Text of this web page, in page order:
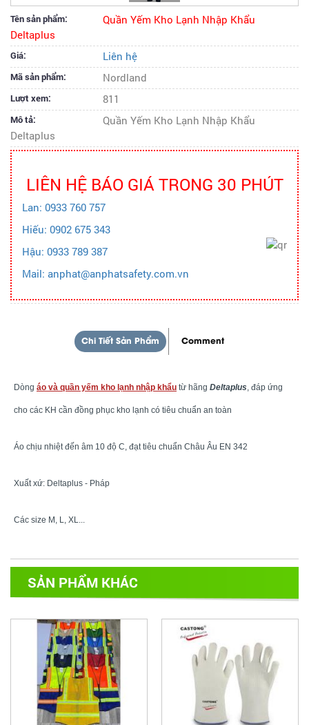
Tên sản phẩm:
Quần Yếm Kho Lạnh Nhập Khẩu
Deltaplus
Giá: Liên hệ
Mã sản phẩm: Nordland
Lượt xem: 811
Mô tả:
Quần Yếm Kho Lạnh Nhập Khẩu
Deltaplus
LIÊN HỆ BÁO GIÁ TRONG 30 PHÚT
Lan: 0933 760 757
Hiếu: 0902 675 343
Hậu: 0933 789 387
Mail: anphat@anphatsafety.com.vn
Chi Tiết Sản Phẩm Comment
Dòng áo và quần yếm kho lạnh nhập khẩu từ hãng Deltaplus, đáp ứng
cho các KH cần đồng phục kho lạnh có tiêu chuẩn an toàn
Áo chịu nhiệt đến âm 10 độ C, đạt tiêu chuẩn Châu Âu EN 342
Xuất xứ: Deltaplus - Pháp
Các size M, L, XL...
SẢN PHẨM KHÁC